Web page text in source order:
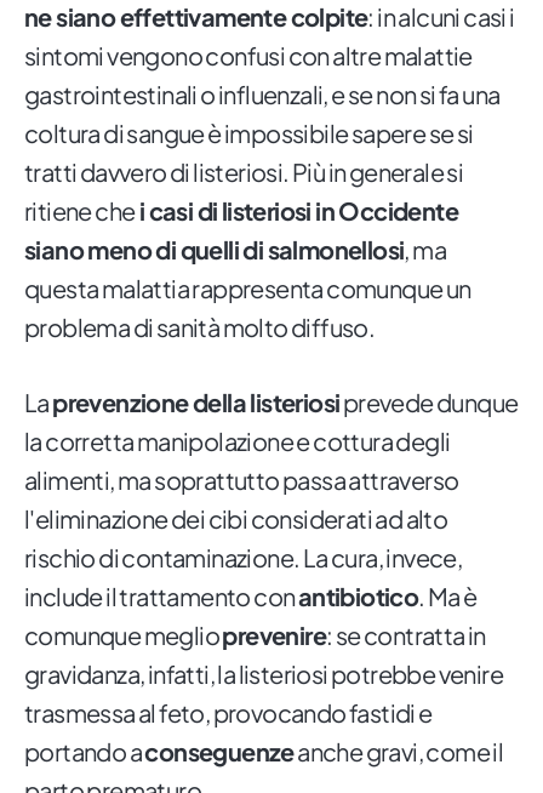
ne siano effettivamente colpite: in alcuni casi i
sintomi vengono confusi con altre malattie
gastrointestinali o influenzali, e se non si fa una
coltura di sangue è impossibile sapere se si
tratti davvero di listeriosi. Più in generale si
ritiene chei casi di listeriosi in Occidente
siano meno di quelli di salmonellosi, ma
questa malattia rappresenta comunque un
problema di sanità molto diffuso.
Laprevenzione della listeriosiprevede dunque
la corretta manipolazione e cottura degli
alimenti, ma soprattutto passa attraverso
l'eliminazione dei cibi considerati ad alto
rischio di contaminazione. La cura, invece,
include il trattamento conantibiotico. Ma è
comunque meglioprevenire: se contratta in
gravidanza, infatti, la listeriosi potrebbe venire
trasmessa al feto, provocando fastidi e
portando aconseguenzeanche gravi, come il